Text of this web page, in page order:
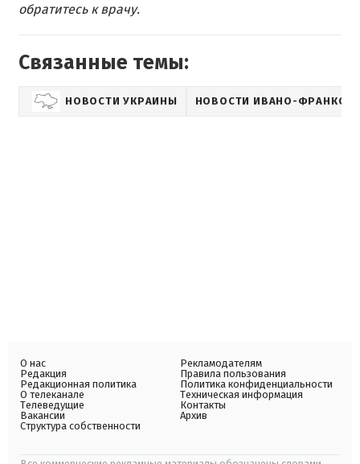
обратитесь к врачу.
Связанные темы:
НОВОСТИ УКРАИНЫ НОВОСТИ ИВАНО-
О нас
Редакция
Редакционная политика
О телеканале
Телеведущие
Вакансии
Структура собственности
Рекламодателям
Правила пользования
Политика конфиденциальности
Техническая информация
Контакты
Архив